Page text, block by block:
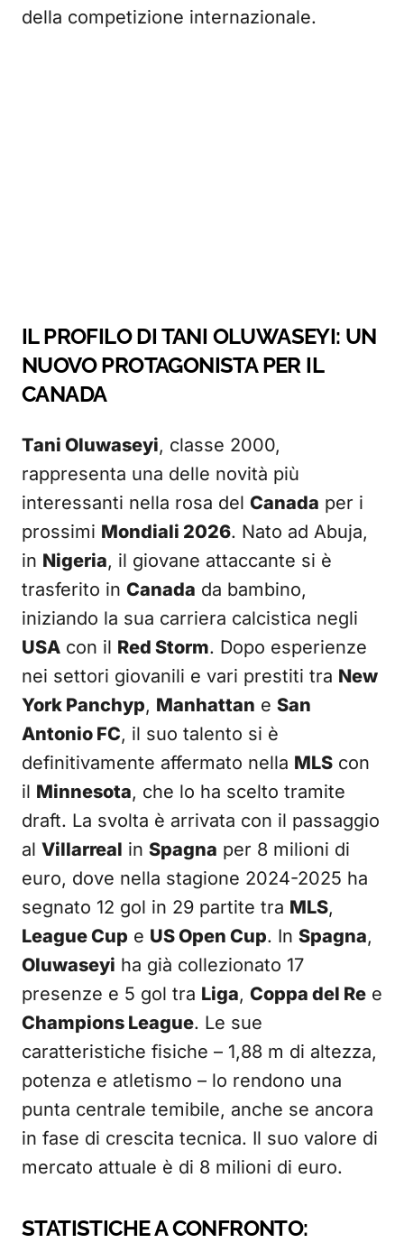
della competizione internazionale.
IL PROFILO DI TANI OLUWASEYI: UN
NUOVO PROTAGONISTA PER IL
CANADA
Tani Oluwaseyi, classe 2000,
rappresenta una delle novità più
interessanti nella rosa del Canada per i
prossimi Mondiali 2026. Nato ad Abuja,
in Nigeria, il giovane attaccante si è
trasferito in Canada da bambino,
iniziando la sua carriera calcistica negli
USA con il Red Storm. Dopo esperienze
nei settori giovanili e vari prestiti tra New
York Panchyp, Manhattan e San
Antonio FC, il suo talento si è
definitivamente affermato nella MLS con
il Minnesota, che lo ha scelto tramite
draft. La svolta è arrivata con il passaggio
al Villarreal in Spagna per 8 milioni di
euro, dove nella stagione 2024-2025 ha
segnato 12 gol in 29 partite tra MLS,
League Cup e US Open Cup. In Spagna,
Oluwaseyi ha già collezionato 17
presenze e 5 gol tra Liga, Coppa del Re e
Champions League. Le sue
caratteristiche fisiche – 1,88 m di altezza,
potenza e atletismo – lo rendono una
punta centrale temibile, anche se ancora
in fase di crescita tecnica. Il suo valore di
mercato attuale è di 8 milioni di euro.
STATISTICHE A CONFRONTO: